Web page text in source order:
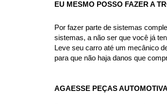
EU MESMO POSSO FAZER A
Por fazer parte de sistemas
sistemas, a não ser que você já
Leve seu carro até um mecânico
para que não haja danos que
AGAESSE PEÇAS